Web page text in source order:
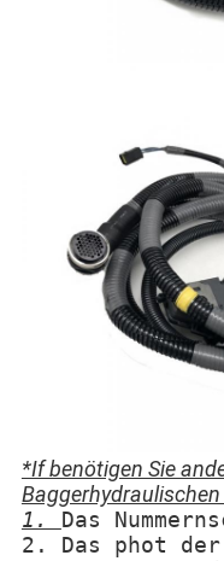
*If benötigen Sie
1. Das
2. Das phot der